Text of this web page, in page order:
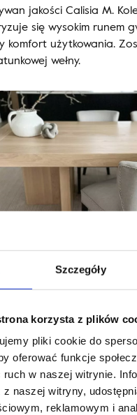
Szczegóły
korzysta z plików
pliki cookie do
oferować funkcje
ruch w naszej witrynie.
naszej witryny,
reklamowym i
jakości Calisia M.
się wysokim runem
komfort użytkowania.
wełny.
Zagrodzka